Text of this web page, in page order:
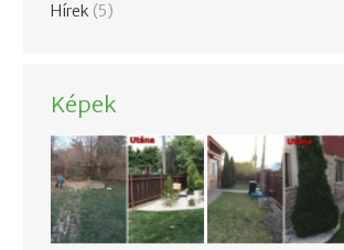
Hírek (5)
Képek